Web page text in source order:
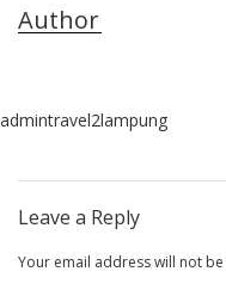
Author
admintravel2lampung
Leave a Reply
Your email address will not